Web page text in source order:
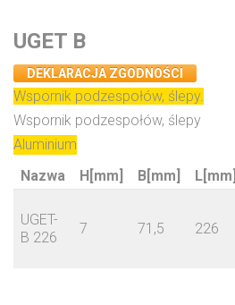
UGET B
DEKLARACJA ZGODNOŚCI
Wspornik podzespołów, ślepy.
Wspornik podzespołów, ślepy
Aluminium
Nazwa
H[mm] B[mm] L[mm]
UGET-
B 226
7 71,5 226